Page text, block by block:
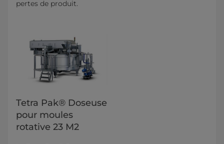
pertes de produit.
Tetra Pak® Doseuse
pour moules
rotative 23 M2